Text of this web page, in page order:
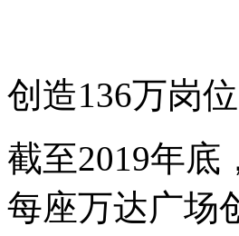
创造136万岗
截至2019年底
每座万达广场